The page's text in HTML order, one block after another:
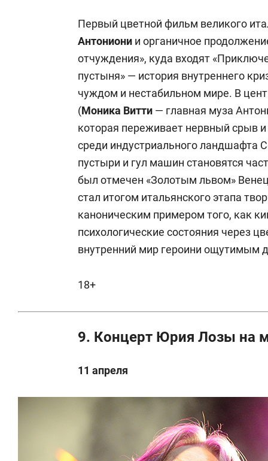
Первый цветной фильм великого
Антониони и органичное
отчуждения», куда входят
пустыня» — история внутреннего
чуждом и нестабильном мире. В
(Моника Витти — главная муза
которая переживает нервный срыв
среди индустриального ландшафта
пустыри и гул машин становятся
был отмечен «Золотым львом»
стал итогом итальянского этапа
каноническим примером того, как
психологические состояния через
внутренний мир героини ощутимым
18+
9. Концерт Юрия Лозы на
11 апреля